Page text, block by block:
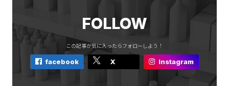
FOLLOW
この記事が気に入ったらフォローしよう！
facebook X Instagram